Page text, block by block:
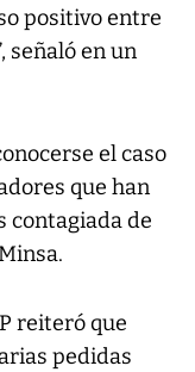
positivo entre
señaló en un
el caso
que han
contagiada de
reiteró que
pedidas